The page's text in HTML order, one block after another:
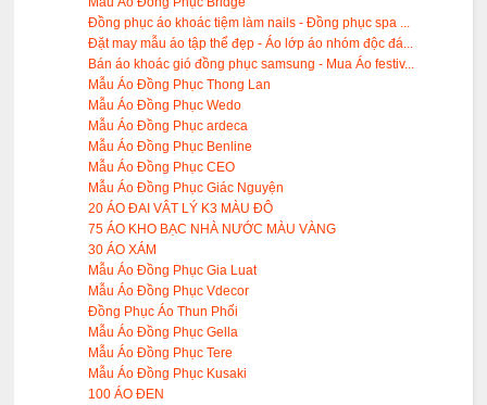
Đồng phục áo khoác tiệm làm nails - Đồng phục spa ...
Đặt may mẫu áo tập thể đẹp - Áo lớp áo nhóm độc đá...
Bán áo khoác gió đồng phục samsung - Mua Áo festiv...
Mẫu Áo Đồng Phục Thong Lan
Mẫu Áo Đồng Phục Wedo
Mẫu Áo Đồng Phục ardeca
Mẫu Áo Đồng Phục Benline
Mẫu Áo Đồng Phục CEO
Mẫu Áo Đồng Phục Giác Nguyện
20 ÁO ĐAI VÂT LÝ K3 MÀU ĐÔ
75 ÁO KHO BẠC NHÀ NƯỚC MÀU VÀNG
30 ÁO XÁM
Mẫu Áo Đồng Phục Gia Luat
Mẫu Áo Đồng Phục Vdecor
Đồng Phục Áo Thun Phối
Mẫu Áo Đồng Phục Gella
Mẫu Áo Đồng Phục Tere
Mẫu Áo Đồng Phục Kusaki
100 ÁO ĐEN